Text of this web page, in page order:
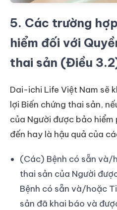
5. Các trường
hiểm đối với
thai sản (Điều
Dai-ichi Life Việt Nam sẽ
lợi Biến chứng thai sản,
của Người được bảo hiểm
đến hay là hậu quả của
(Các) Bệnh có sẵn và/
thai sản của Người
Bệnh có sẵn và/hoặc
sản đã khai báo và